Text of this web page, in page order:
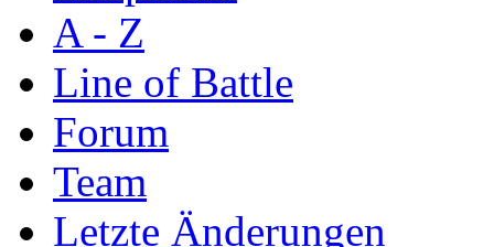
A - Z
Line of Battle
Forum
Team
Letzte Änderungen